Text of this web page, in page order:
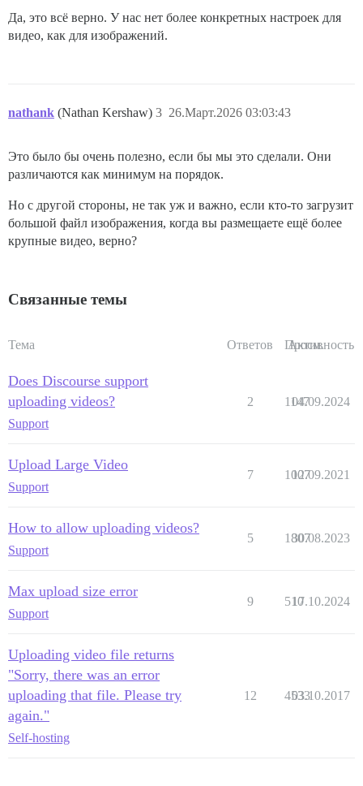
Да, это всё верно. У нас нет более конкретных настроек для
видео, как для изображений.
nathank (Nathan Kershaw) 26.Март.2026 03:03:43
3
Это было бы очень полезно, если бы мы это сделали. Они
различаются как минимум на порядок.
Но с другой стороны, не так уж и важно, если кто-то загрузит
большой файл изображения, когда вы размещаете ещё более
крупные видео, верно?
Связанные темы
Тема Ответов Просм.
Активность
Does Discourse support
uploading videos?
Support
2 1147
04.09.2024
Upload Large Video
Support
7 1007
12.09.2021
How to allow uploading videos?
Support
5 1807
30.08.2023
Max upload size error
Support
9 510
17.10.2024
Uploading video file returns
"Sorry, there was an error
uploading that file. Please try
again."
Self-hosting
12 4533
03.10.2017